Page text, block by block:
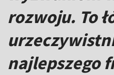
rozwoju. To
najlepszego